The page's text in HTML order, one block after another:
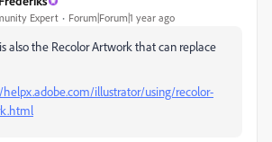
Expert Forum|Forum|1 year ago
also the Recolor Artwork that can replace
illustrator/using/recolor-